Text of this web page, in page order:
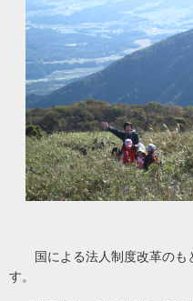
国による法人制度改革のも
す。